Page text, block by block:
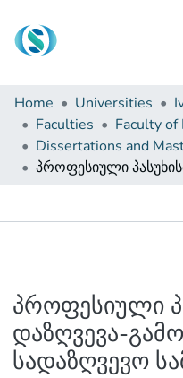
Communities & Collections
Browse
Documentation
About Us
Home Universities
Faculties
Faculty of
პროფესიული
დაზღვევა-
სადაზღვევო